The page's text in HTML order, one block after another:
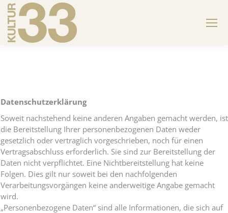
Datenschutzerklärung
Soweit nachstehend keine anderen Angaben gemacht werden, ist
die Bereitstellung Ihrer personenbezogenen Daten weder
gesetzlich oder vertraglich vorgeschrieben, noch für einen
Vertragsabschluss erforderlich. Sie sind zur Bereitstellung der
Daten nicht verpflichtet. Eine Nichtbereitstellung hat keine
Folgen. Dies gilt nur soweit bei den nachfolgenden
Verarbeitungsvorgängen keine anderweitige Angabe gemacht
wird.
„Personenbezogene Daten“ sind alle Informationen, die sich auf